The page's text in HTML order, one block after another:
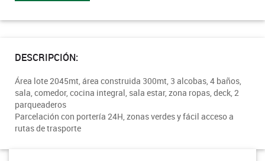
DESCRIPCIÓN:
Área lote 2045mt, área construida 300mt, 3 alcobas, 4 baños,
sala, comedor, cocina integral, sala estar, zona ropas, deck, 2
parqueaderos
Parcelación con portería 24H, zonas verdes y fácil acceso a
rutas de trasporte